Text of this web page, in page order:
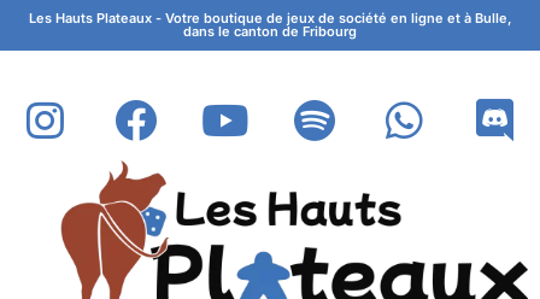
Les Hauts Plateaux - Votre boutique de jeux de société en ligne et à Bulle,
dans le canton de Fribourg